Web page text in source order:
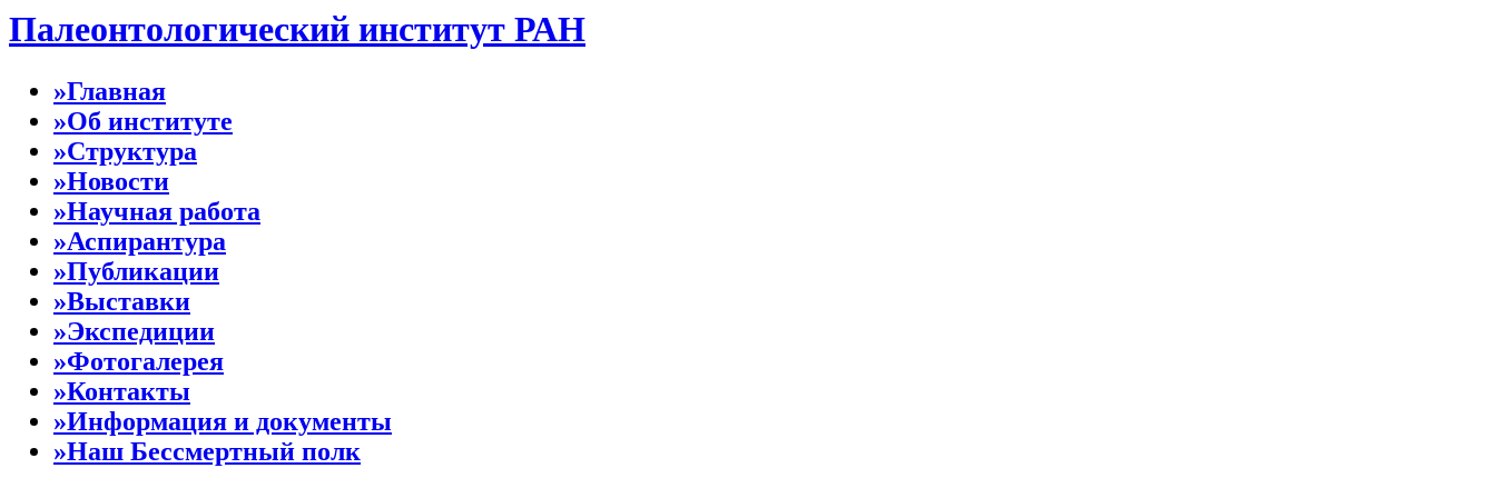
Палеонтологический институт РАН
»Главная
»Об институте
»Структура
»Новости
»Научная работа
»Аспирантура
»Публикации
»Выставки
»Экспедиции
»Фотогалерея
»Контакты
»Информация и документы
»Наш Бессмертный полк